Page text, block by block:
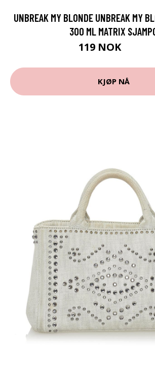
UNBREAK MY BLONDE UNBREAK MY
300 ML MATRIX
119 NOK
KJØP NÅ